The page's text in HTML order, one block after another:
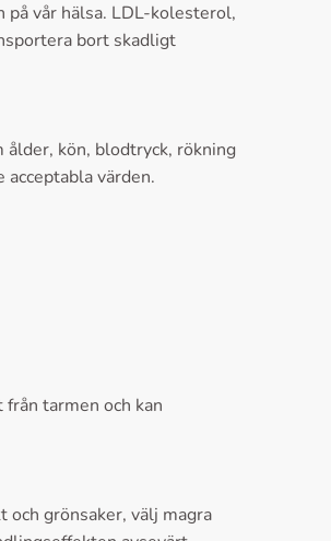
vår hälsa. LDL-kolesterol,
bort skadligt
kön, blodtryck, rökning
värden.
tarmen och kan
grönsaker, välj magra